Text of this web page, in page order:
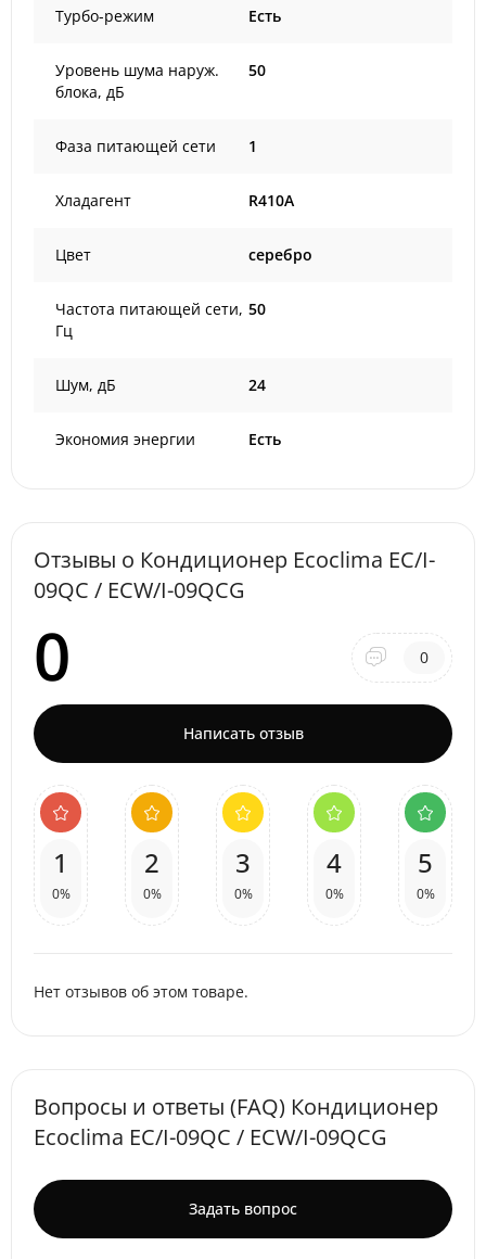
Турбо-режим Есть
Уровень шума наруж.
блока, дБ
50
Фаза питающей сети 1
Хладагент R410A
Цвет серебро
Частота питающей сети,
Гц
50
Шум, дБ 24
Экономия энергии Есть
Отзывы о Кондиционер Ecoclima EC/I-
09QC / ECW/I-09QCG
0 0
Написать отзыв
1
0%
2
0%
3
0%
4
0%
5
0%
Нет отзывов об этом товаре.
Вопросы и ответы (FAQ) Кондиционер
Ecoclima EC/I-09QC / ECW/I-09QCG
Задать вопрос